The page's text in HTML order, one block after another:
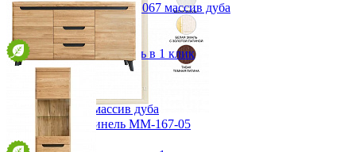
Зеркало Нинель ММ-167-05
12 650 ₽
Тумба под ТВ Анталия 1067 массив дуба
от 46 536 ₽
106,7х58х40 см
В корзину Быстро купить в 1 клик
Тумба Анталия массив дуба
от 104 679 ₽
160,2х91х40 см
Тумба для телерадиоаппаратуры "Луи Филипп ОВ 23.01"